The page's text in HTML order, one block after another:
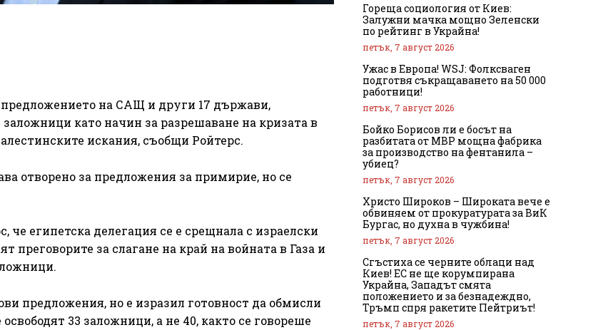
на САЩ и други 17 държави,
като начин за разрешаване на кризата в
искания, съобщи Ройтерс.
отворено за предложения за примирие, но се
египетска делегация се е срещнала с израелски
преговорите за слагане на край на войната в Газа и
предложения, но е изразил готовност да обмисли
33 заложници, а не 40, както се говореше
Гореща социология от Киев:
Залужни мачка мощно Зеленски
по рейтинг в Украйна!
петък, 7 август 2026
Ужас в Европа! WSJ: Фолксваген
подготвя съкращаването на 50 000
работници!
петък, 7 август 2026
Бойко Борисов ли е босът на
разбитата от МВР мощна фабрика
за производство на фентанила –
убиец?
петък, 7 август 2026
Христо Широков – Широката вече е
обвиняем от прокуратурата за ВиК
Бургас, но духна в чужбина!
петък, 7 август 2026
Сгъстиха се черните облаци над
Киев! ЕС не ще корумпирана
Украйна, Западът смята
положението и за безнадеждно,
Тръмп спря ракетите Пейтриът!
петък, 7 август 2026